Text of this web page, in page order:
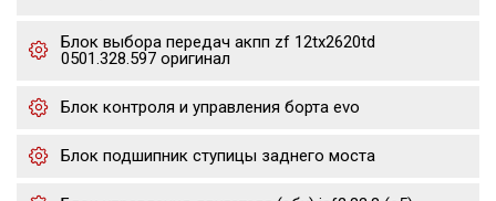
Блок выбора передач акпп zf 12tx2620td
0501.328.597 оригинал
Блок контроля и управления борта evo
Блок подшипник ступицы заднего моста